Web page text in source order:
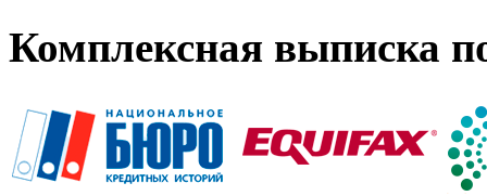
Комплексная выписка